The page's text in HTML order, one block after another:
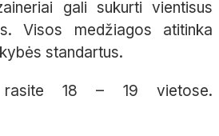
gali sukurti vientisus
Visos medžiagos atitinka
standartus.
rasite 18 – 19 vietose.